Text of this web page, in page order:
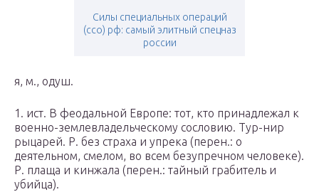
Силы специальных операций
(ссо) рф: самый элитный спецназ
россии
я, м., одуш.
1. ист. В феодальной Европе: тот, кто принадлежал к
военно-землевладельческому сословию. Тур-нир
рыцарей. Р. без страха и упрека (перен.: о
деятельном, смелом, во всем безупречном человеке).
Р. плаща и кинжала (перен.: тайный грабитель и
убийца).